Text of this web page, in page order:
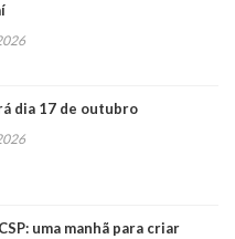
dia 17 de outubro
uma manhã para criar